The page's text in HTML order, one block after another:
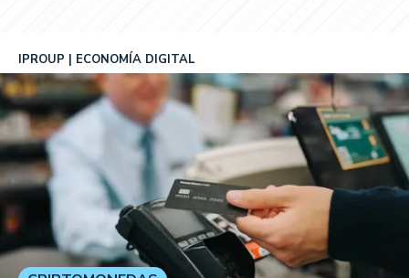
IPROUP ECONOMÍA DIGITAL